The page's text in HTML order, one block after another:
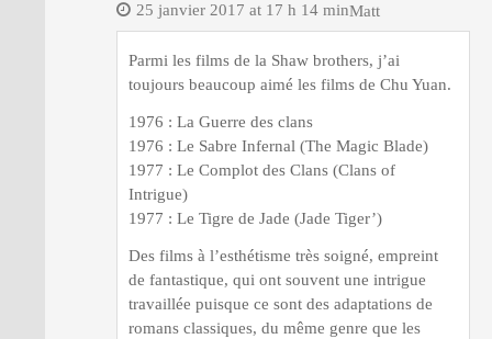
Matt
25 janvier 2017 at 17 h 14 min
Parmi les films de la Shaw brothers, j’ai
toujours beaucoup aimé les films de Chu Yuan.
1976 : La Guerre des clans
1976 : Le Sabre Infernal (The Magic Blade)
1977 : Le Complot des Clans (Clans of
Intrigue)
1977 : Le Tigre de Jade (Jade Tiger’)
Des films à l’esthétisme très soigné, empreint
de fantastique, qui ont souvent une intrigue
travaillée puisque ce sont des adaptations de
romans classiques, du même genre que les